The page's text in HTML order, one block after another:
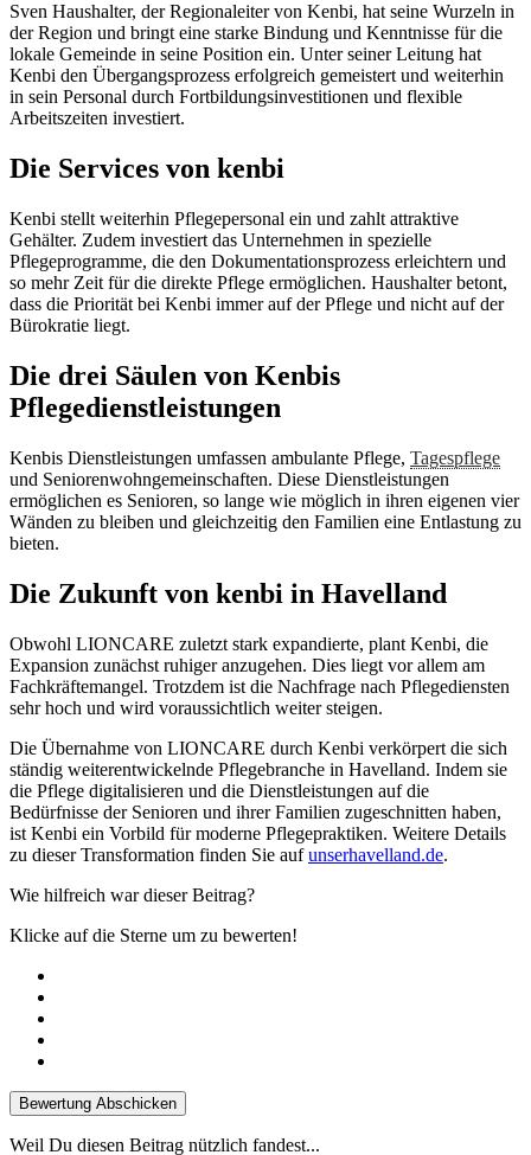
Sven Haushalter, der Regionaleiter von Kenbi, hat seine Wurzeln in
der Region und bringt eine starke Bindung und Kenntnisse für die
lokale Gemeinde in seine Position ein. Unter seiner Leitung hat
Kenbi den Übergangsprozess erfolgreich gemeistert und weiterhin
in sein Personal durch Fortbildungsinvestitionen und flexible
Arbeitszeiten investiert.
Die Services von kenbi
Kenbi stellt weiterhin Pflegepersonal ein und zahlt attraktive
Gehälter. Zudem investiert das Unternehmen in spezielle
Pflegeprogramme, die den Dokumentationsprozess erleichtern und
so mehr Zeit für die direkte Pflege ermöglichen. Haushalter betont,
dass die Priorität bei Kenbi immer auf der Pflege und nicht auf der
Bürokratie liegt.
Die drei Säulen von Kenbis
Pflegedienstleistungen
Kenbis Dienstleistungen umfassen ambulante Pflege, Tagespflege
und Seniorenwohngemeinschaften. Diese Dienstleistungen
ermöglichen es Senioren, so lange wie möglich in ihren eigenen vier
Wänden zu bleiben und gleichzeitig den Familien eine Entlastung zu
bieten.
Die Zukunft von kenbi in Havelland
Obwohl LIONCARE zuletzt stark expandierte, plant Kenbi, die
Expansion zunächst ruhiger anzugehen. Dies liegt vor allem am
Fachkräftemangel. Trotzdem ist die Nachfrage nach Pflegediensten
sehr hoch und wird voraussichtlich weiter steigen.
Die Übernahme von LIONCARE durch Kenbi verkörpert die sich
ständig weiterentwickelnde Pflegebranche in Havelland. Indem sie
die Pflege digitalisieren und die Dienstleistungen auf die
Bedürfnisse der Senioren und ihrer Familien zugeschnitten haben,
ist Kenbi ein Vorbild für moderne Pflegepraktiken. Weitere Details
zu dieser Transformation finden Sie aufunserhavelland.de.
Wie hilfreich war dieser Beitrag?
Klicke auf die Sterne um zu bewerten!
Bewertung Abschicken
Weil Du diesen Beitrag nützlich fandest...